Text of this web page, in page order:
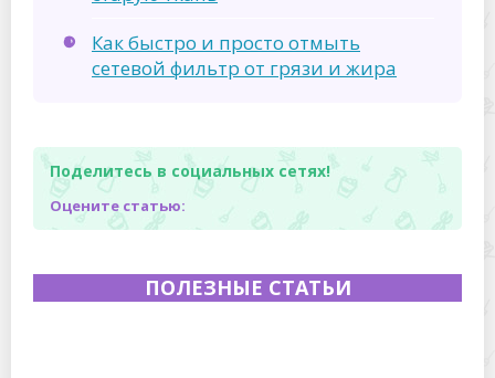
Как быстро и просто отмыть
сетевой фильтр от грязи и жира
Поделитесь в социальных сетях!
Оцените статью:
ПОЛЕЗНЫЕ СТАТЬИ